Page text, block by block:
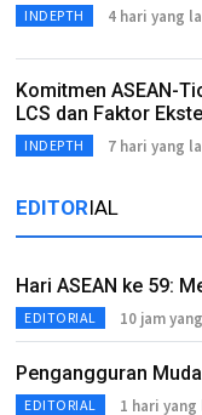
INDEPTH 4 hari yang
Komitmen ASEAN-
LCS dan Faktor
INDEPTH 7 hari yang
EDITORIAL
Hari ASEAN ke 59:
EDITORIAL 10 jam
Pengangguran
EDITORIAL 1 hari yang